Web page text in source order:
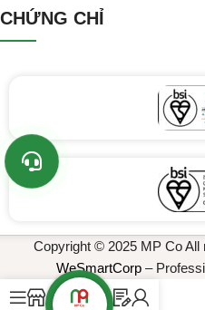
CHỨNG CHỈ
Copyright © 2025 MP Co
WeSmartCorp–